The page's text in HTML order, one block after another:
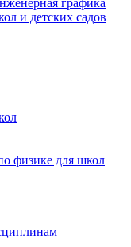
графика
и детских садов
физике для школ